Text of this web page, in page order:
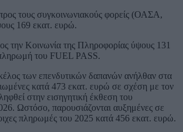
τους συγκοινωνιακούς φορείς (ΟΑΣΑ,
169 εκατ. ευρώ.
την Κοινωνία της Πληροφορίας ύψους 131
του FUEL PASS.
των επενδυτικών δαπανών ανήλθαν στα
κατά 473 εκατ. ευρώ σε σχέση με τον
στην εισηγητική έκθεση του
Ωστόσο, παρουσιάζονται αυξημένες σε
πληρωμές του 2025 κατά 456 εκατ. ευρώ.